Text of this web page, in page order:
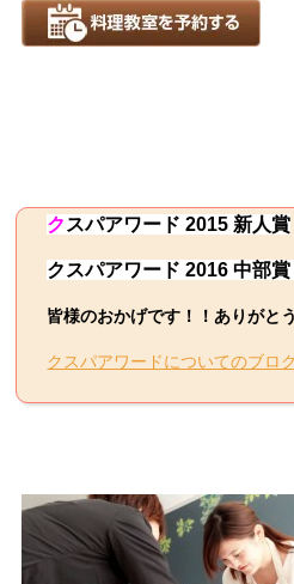
ク スパアワード 2015 新人賞
クスパアワード 2016 中部
皆様のおかげです！！ありがと
クスパアワードについてのブロ